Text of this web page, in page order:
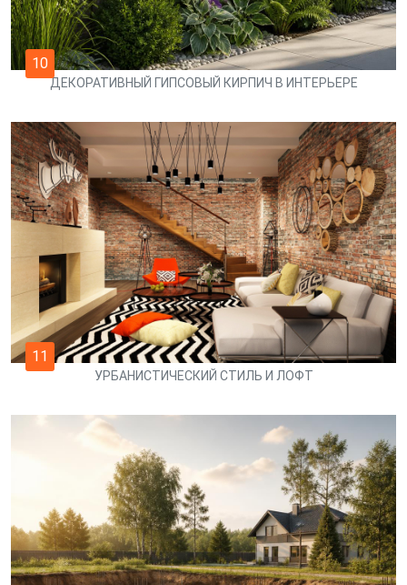
10
ДЕКОРАТИВНЫЙ ГИПСОВЫЙ КИРПИЧ В ИНТЕРЬЕРЕ
11
УРБАНИСТИЧЕСКИЙ СТИЛЬ И ЛОФТ